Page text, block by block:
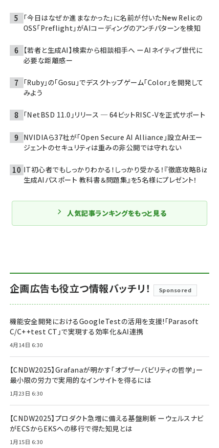
「今日はなぜか進まなかった」に名前が付いた――New Relicの
OSS「Preflight」がAIコーディングのアンチパターンを検知
【若者と生成AI】検索から相談相手へ ーAIネイティブ世代に
必要な距離感ー
「Ruby」の「Gosu」でデスクトップゲーム「Color」を開発して
みよう
「NetBSD 11.0」リリース ─ 64ビットRISC-Vを正式サポート
NVIDIAら37社が「Open Secure AI Alliance」設立――AIエー
ジェントのセキュリティは重みの非公開では守れない
IT初心者でもしっかりわかる！しっかり受かる！『徹底攻略Biz
生成AIパスポート 教科書＆問題集』を5名様にプレゼント！
人気記事ランキングをもっと見る
企画広告も役立つ情報バッチリ！ Sponsored
機能安全開発におけるGoogleTestの活用を支援!「Parasoft
C/C++test CT」で実現する効率化＆AI連携
4月14日 6:30
【CNDW2025】Grafanaが明かす「オブザーバビリティの哲学」ー
最小限の労力で実用的なインサイトを得るには
1月23日 6:30
【CNDW2025】プロダクト急増に備える基盤刷新 ーウェルスナビ
がECSからEKSへの移行で得た知見とは
1月15日 6:30